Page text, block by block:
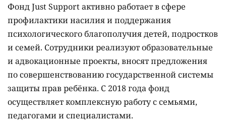
Фонд Just Support активно работает в сфере
профилактики насилия и поддержания
психологического благополучия детей, подростков
и семей. Сотрудники реализуют образовательные
и адвокационные проекты, вносят предложения
по совершенствованию государственной системы
защиты прав ребёнка. С 2018 года фонд
осуществляет комплексную работу с семьями,
педагогами и специалистами.